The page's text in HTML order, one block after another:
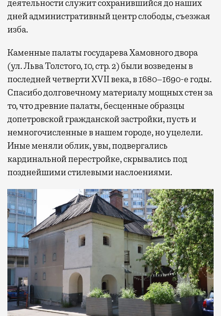
деятельности служит сохранившийся до наших
дней административный центр слободы, съезжая
изба.
Каменные палаты государева Хамовного двора
(ул. Льва Толстого, 10, стр. 2) были возведены в
последней четверти XVII века, в 1680–1690-е годы.
Спасибо долговечному материалу мощных стен за
то, что древние палаты, бесценные образцы
допетровской гражданской застройки, пусть и
немногочисленные в нашем городе, но уцелели.
Иные меняли облик, увы, подвергались
кардинальной перестройке, скрывались под
позднейшими стилевыми наслоениями.